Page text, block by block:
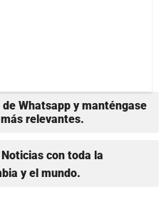
Whatsapp y manténgase
relevantes.
con toda la
y el mundo.